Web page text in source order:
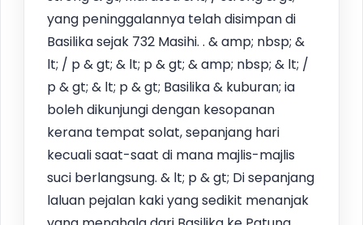
yang peninggalannya telah disimpan di
Basilika sejak 732 Masihi. . & amp; nbsp; &
lt; / p & gt; & lt; p & gt; & amp; nbsp; & lt; /
p & gt; & lt; p & gt; Basilika & kuburan; ia
boleh dikunjungi dengan kesopanan
kerana tempat solat, sepanjang hari
kecuali saat-saat di mana majlis-majlis
suci berlangsung. & lt; p & gt; Di sepanjang
laluan pejalan kaki yang sedikit menanjak